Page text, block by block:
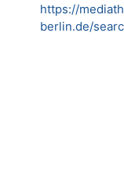
https://
berlin.de/